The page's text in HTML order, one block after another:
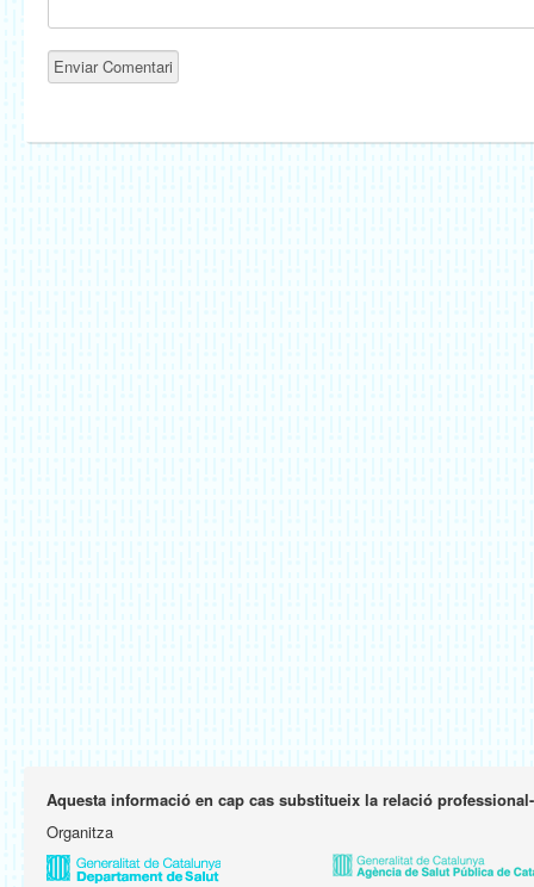
Aquesta informació en cap cas substitueix la relació
Organitza